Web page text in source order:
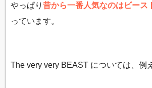
やっぱり 昔から一番人気なのはビース
っています。
The very very BEAST については、例